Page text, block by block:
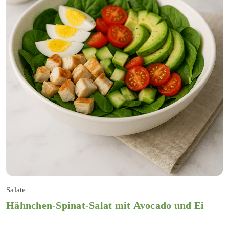
Salate
Hähnchen-Spinat-Salat mit Avocado und Ei